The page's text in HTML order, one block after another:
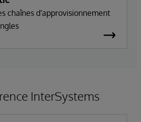
chaînes d'approvisionnement
InterSystems